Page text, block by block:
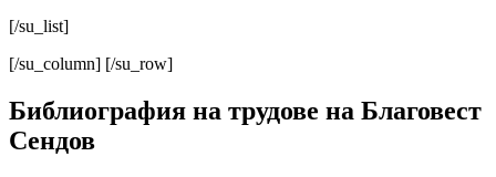
[/su_list]
[/su_column] [/su_row]
Библиография на трудове на Благовест
Сендов